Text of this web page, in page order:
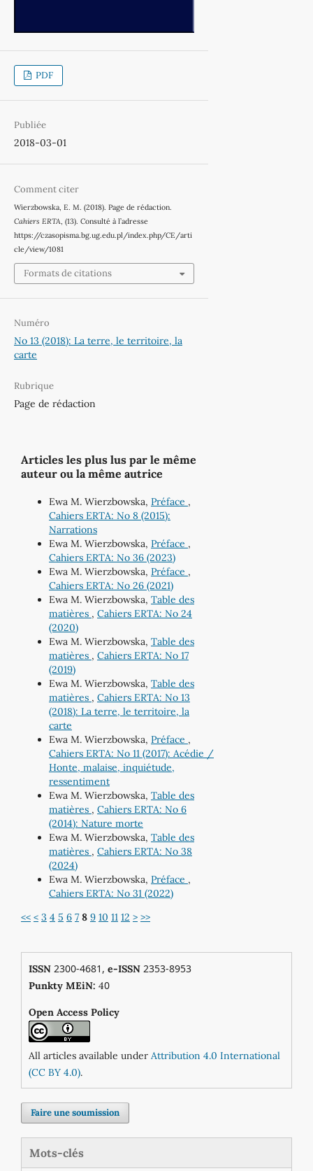
PDF
Publiée
2018-03-01
Comment citer
Wierzbowska, E. M. (2018). Page de rédaction.
Cahiers ERTA , (13). Consulté à l’adresse
https://czasopisma.bg.ug.edu.pl/index.php/CE/arti
cle/view/1081
Formats de citations
Numéro
No 13 (2018): La terre, le territoire, la
carte
Rubrique
Page de rédaction
Articles les plus lus par le même
auteur ou la même autrice
Ewa M. Wierzbowska, Préface ,
Cahiers ERTA: No 8 (2015):
Narrations
Ewa M. Wierzbowska, Préface ,
Cahiers ERTA: No 36 (2023)
Ewa M. Wierzbowska, Préface ,
Cahiers ERTA: No 26 (2021)
Ewa M. Wierzbowska, Table des
matières , Cahiers ERTA: No 24
(2020)
Ewa M. Wierzbowska, Table des
matières , Cahiers ERTA: No 17
(2019)
Ewa M. Wierzbowska, Table des
matières , Cahiers ERTA: No 13
(2018): La terre, le territoire, la
carte
Ewa M. Wierzbowska, Préface ,
Cahiers ERTA: No 11 (2017): Acédie /
Honte, malaise, inquiétude,
ressentiment
Ewa M. Wierzbowska, Table des
matières , Cahiers ERTA: No 6
(2014): Nature morte
Ewa M. Wierzbowska, Table des
matières , Cahiers ERTA: No 38
(2024)
Ewa M. Wierzbowska, Préface ,
Cahiers ERTA: No 31 (2022)
<< < 3 4 5 6 7 8 9 10 11 12 > >>
ISSN2300-4681, e-ISSN2353-8953
Punkty MEiN: 40
Open Access Policy
All articles available under Attribution 4.0 International
(CC BY 4.0).
Faire une soumission
Mots-clés